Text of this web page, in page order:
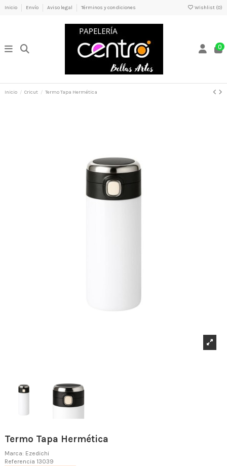
Inicio Envío Aviso legal Términos y condiciones Wishlist (0)
0
Inicio Cricut Termo Tapa Hermética
Termo Tapa Hermética
Marca: Ezedichi
Referencia 13039